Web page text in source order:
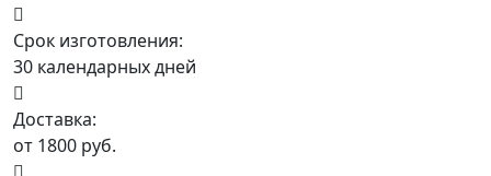
Срок изготовления:
30 календарных дней
Доставка:
от 1800 руб.